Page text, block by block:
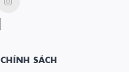
CHÍNH SÁCH